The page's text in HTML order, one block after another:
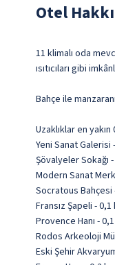
Otel
11 klimalı oda
ısıtıcıları gibi
Bahçe ile
Uzaklıklar en
Yeni Sanat Galerisi
Şövalyeler Sokağı
Modern Sanat
Socratous Bahçesi
Fransız Şapeli -
Provence Hanı -
Rodos Arkeoloji
Eski Şehir